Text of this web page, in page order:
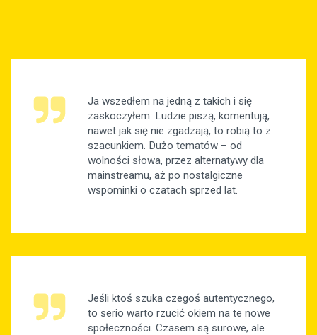
Ja wszedłem na jedną z takich i się
zaskoczyłem. Ludzie piszą, komentują,
nawet jak się nie zgadzają, to robią to z
szacunkiem. Dużo tematów – od
wolności słowa, przez alternatywy dla
mainstreamu, aż po nostalgiczne
wspominki o czatach sprzed lat.
Jeśli ktoś szuka czegoś autentycznego,
to serio warto rzucić okiem na te nowe
społeczności. Czasem są surowe, ale